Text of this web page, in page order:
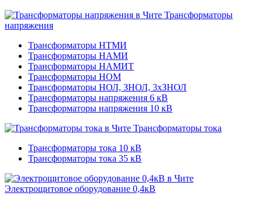
Трансформаторы
напряжения
Трансформаторы НТМИ
Трансформаторы НАМИ
Трансформаторы НАМИТ
Трансформаторы НОМ
Трансформаторы НОЛ, ЗНОЛ, 3хЗНОЛ
Трансформаторы напряжения 6 кВ
Трансформаторы напряжения 10 кВ
Трансформаторы тока
Трансформаторы тока 10 кВ
Трансформаторы тока 35 кВ
Электрощитовое оборудование 0,4кВ